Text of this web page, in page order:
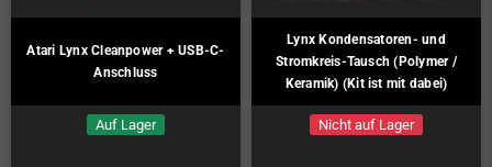
Atari Lynx Cleanpower + USB-C-
Anschluss
Auf Lager
Lynx Kondensatoren- und
Stromkreis-Tausch (Polymer /
Keramik) (Kit ist mit dabei)
Nicht auf Lager